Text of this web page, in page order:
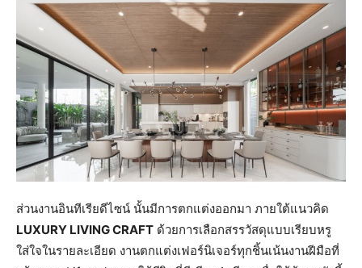
ส่วนงานอินทีเรียดีไซน์ นั้นมีการตกแต่งออกมา ภายใต้แนวคิด
LUXURY LIVING CRAFT ด้วยการเลือกสรรวัสดุแบบเรียบหรู
ใส่ใจในรายละเอียด งานตกแต่งเฟอร์นิเจอร์ทุกชิ้นเน้นงานฝีมือที่